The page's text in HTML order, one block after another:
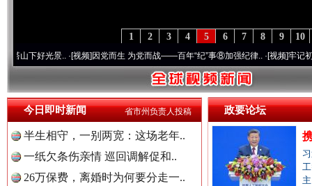
10
9
8
7
6
5
4
3
2
1
·[视频]因党而生 为党而战——百年“纪”事⑧加强纪律..·[视频]牢记初心使命 奋进
今日即时新闻
半生相守，一别两宽：这场老年..
一纸欠条伤亲情 巡回调解促和..
26万保费，离婚时为何要分走一..
省市州负责人投稿 政要论坛
世界屋脊 天路回响